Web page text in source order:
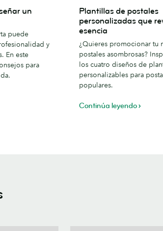
un
puede
y
En este
para
postales
que
revelan
esencia
Plantillas de postales
personalizadas que
esencia
¿Quieres promocionar tu
postales asombrosas?
los cuatro diseños de
personalizables para
populares.
Continúa leyendo